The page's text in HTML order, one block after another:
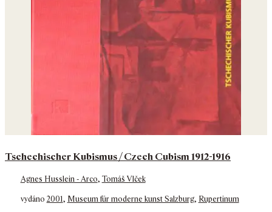
Tschechischer Kubismus / Czech Cubism 1912-1916
Agnes Husslein - Arco, Tomáš Vlček
vydáno 2001, Museum für moderne kunst Salzburg, Rupertinum